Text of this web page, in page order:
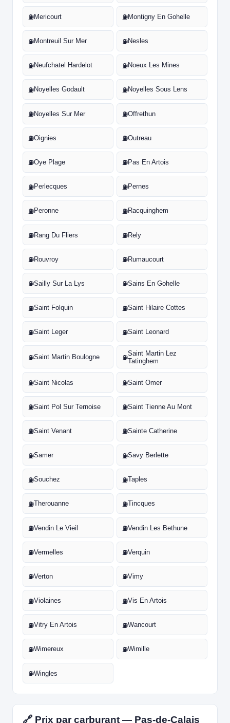
⛽Mericourt ⛽Montigny En Gohelle
⛽Montreuil Sur Mer ⛽Nesles
⛽Neufchatel Hardelot ⛽Noeux Les Mines
⛽Noyelles Godault ⛽Noyelles Sous Lens
⛽Noyelles Sur Mer ⛽Offrethun
⛽Oignies ⛽Outreau
⛽Oye Plage ⛽Pas En Artois
⛽Perlecques ⛽Pernes
⛽Peronne ⛽Racquinghem
⛽Rang Du Fliers ⛽Rely
⛽Rouvroy ⛽Rumaucourt
⛽Sailly Sur La Lys ⛽Sains En Gohelle
⛽Saint Folquin ⛽Saint Hilaire Cottes
⛽Saint Leger ⛽Saint Leonard
⛽Saint Martin Boulogne ⛽
Saint Martin Lez
Tatinghem
⛽Saint Nicolas ⛽Saint Omer
⛽Saint Pol Sur Ternoise ⛽Saint Tienne Au Mont
⛽Saint Venant ⛽Sainte Catherine
⛽Samer ⛽Savy Berlette
⛽Souchez ⛽Taples
⛽Therouanne ⛽Tincques
⛽Vendin Le Vieil ⛽Vendin Les Bethune
⛽Vermelles ⛽Verquin
⛽Verton ⛽Vimy
⛽Violaines ⛽Vis En Artois
⛽Vitry En Artois ⛽Wancourt
⛽Wimereux ⛽Wimille
⛽Wingles
🔗 Prix par carburant — Pas-de-Calais